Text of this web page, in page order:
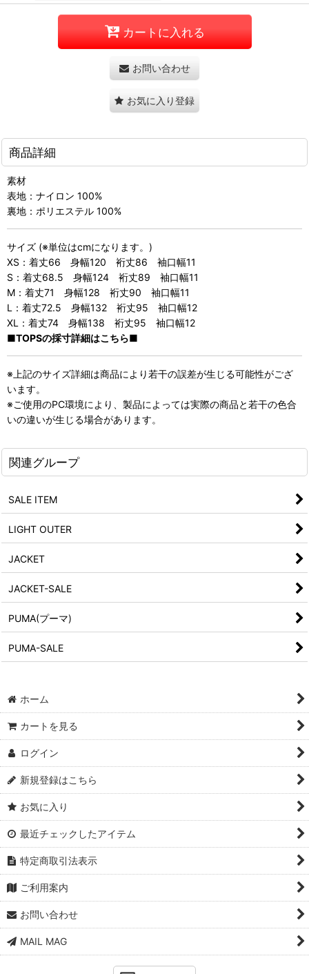
カートに入れる
お問い合わせ
お気に入り登録
商品詳細
素材
表地：ナイロン 100%
裏地：ポリエステル 100%
サイズ (※単位はcmになります。)
XS：着丈66 身幅120 裄丈86 袖口幅11
S：着丈68.5 身幅124 裄丈89 袖口幅11
M：着丈71 身幅128 裄丈90 袖口幅11
L：着丈72.5 身幅132 裄丈95 袖口幅12
XL：着丈74 身幅138 裄丈95 袖口幅12
■TOPSの採寸詳細はこちら■
※上記のサイズ詳細は商品により若干の誤差が生じる可能性がござ
います。
※ご使用のPC環境により、製品によっては実際の商品と若干の色合
いの違いが生じる場合があります。
関連グループ
SALE ITEM
LIGHT OUTER
JACKET
JACKET-SALE
PUMA(プーマ)
PUMA-SALE
ホーム
カートを見る
ログイン
新規登録はこちら
お気に入り
最近チェックしたアイテム
特定商取引法表示
ご利用案内
お問い合わせ
MAIL MAG